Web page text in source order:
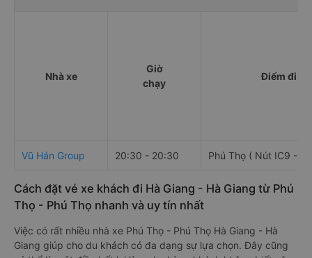
Nhà xe
Giờ
chạy
Điểm đi
Vũ Hán Group 20:30 - 20:30 Phú Thọ ( Nút IC9 -
Cách đặt vé xe khách đi Hà Giang - Hà Giang từ Phú
Thọ - Phú Thọ nhanh và uy tín nhất
Việc có rất nhiều nhà xe Phú Thọ - Phú Thọ Hà Giang - Hà
Giang giúp cho du khách có đa dạng sự lựa chọn. Đây cũng